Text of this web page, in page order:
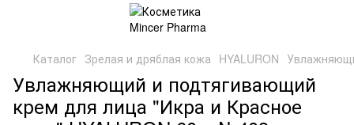
Каталог Зрелая и дряблая кожа HYALURON
Увлажняющий и подтягивающий
крем для лица "Икра и Красное